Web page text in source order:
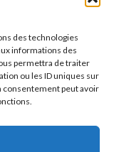
des technologies
informations des
permettra de traiter
ou les ID uniques sur
consentement peut avoir
: on attend
!
l’Étoile s’en